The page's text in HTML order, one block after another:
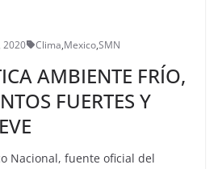
2020 Clima,Mexico,SMN
AMBIENTE FRÍO,
FUERTES Y
Nacional, fuente oficial del